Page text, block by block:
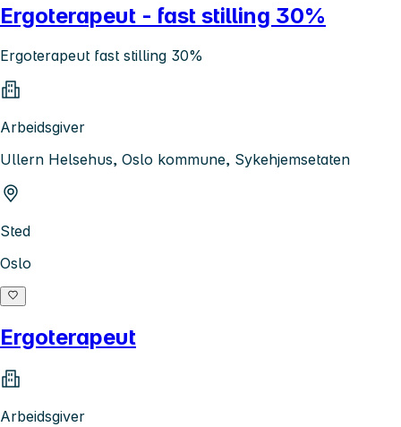
Ergoterapeut - fast stilling 30%
Ergoterapeut fast stilling 30%
Arbeidsgiver
Ullern Helsehus, Oslo kommune, Sykehjemsetaten
Sted
Oslo
Ergoterapeut
Arbeidsgiver